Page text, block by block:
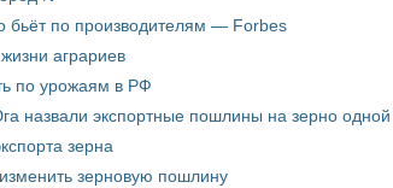
бьёт по производителям — Forbes
аграриев
по урожаям в РФ
назвали экспортные пошлины на зерно одной
зерна
зерновую пошлину